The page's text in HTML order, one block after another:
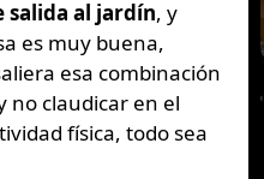
al jardín, y
es muy buena,
esa combinación
no claudicar en el
física, todo sea